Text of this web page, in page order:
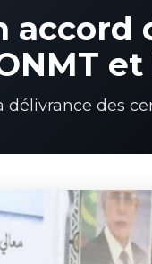
délivrance des